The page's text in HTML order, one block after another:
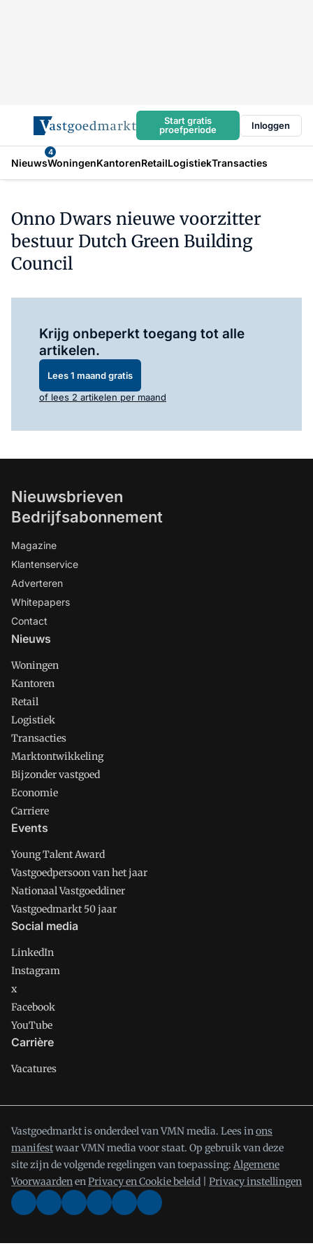
Start gratis
proefperiode
Inloggen
Nieuws
4
WoningenKantorenRetailLogistiekTransacties
Onno Dwars nieuwe voorzitter
bestuur Dutch Green Building
Council
Krijg onbeperkt toegang tot alle
artikelen.
Lees 1 maand gratis
of lees 2 artikelen per maand
Nieuwsbrieven
Bedrijfsabonnement
Magazine
Klantenservice
Adverteren
Whitepapers
Contact
Nieuws
Woningen
Kantoren
Retail
Logistiek
Transacties
Marktontwikkeling
Bijzonder vastgoed
Economie
Carriere
Events
Young Talent Award
Vastgoedpersoon van het jaar
Nationaal Vastgoeddiner
Vastgoedmarkt 50 jaar
Social media
LinkedIn
Instagram
x
Facebook
YouTube
Carrière
Vacatures
Vastgoedmarkt is onderdeel van VMN media. Lees inons
manifestwaar VMN media voor staat. Op gebruik van deze
site zijn de volgende regelingen van toepassing: Algemene
VoorwaardenenPrivacy en Cookie beleid Privacy instellingen